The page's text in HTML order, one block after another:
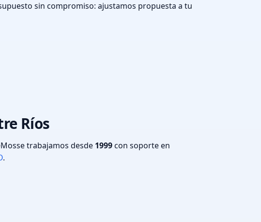
sin compromiso: ajustamos propuesta a tu
Ríos
trabajamos desde 1999con soporte en
.